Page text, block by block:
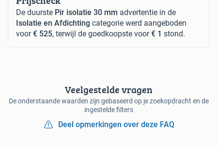
De duurste Pir isolatie 30 mm advertentie in de
Isolatie en Afdichting categorie werd aangeboden
voor€ 525, terwijl de goedkoopste voor€ 1 stond.
Veelgestelde vragen
De onderstaande waarden zijn gebaseerd op je zoekopdracht en de
ingestelde filters
Deel opmerkingen over deze FAQ